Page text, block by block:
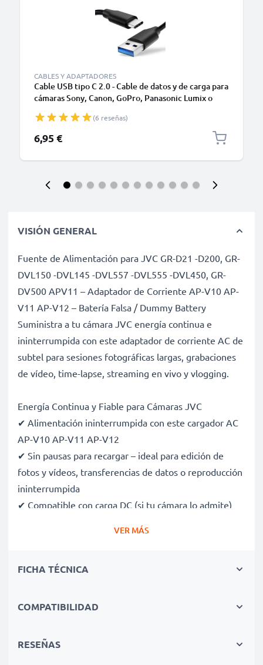
CABLES Y ADAPTADORES
Cable USB tipo C 2.0 - Cable de datos y de carga para
cámaras Sony, Canon, GoPro, Panasonic Lumix o
cargador USB tipo C(6 reseñas)
6,95 €
VISIÓN GENERAL
Fuente de Alimentación para JVC GR-D21 -D200, GR-
DVL150 -DVL145 -DVL557 -DVL555 -DVL450, GR-
DV500 APV11 – Adaptador de Corriente AP-V10 AP-
V11 AP-V12 – Batería Falsa / Dummy Battery
Suministra a tu cámara JVC energía continua e
ininterrumpida con este adaptador de corriente AC de
subtel para sesiones fotográficas largas, grabaciones
de vídeo, time-lapse, streaming en vivo y vlogging.
Energía Continua y Fiable para Cámaras JVC
✔ Alimentación ininterrumpida con este cargador AC
AP-V10 AP-V11 AP-V12
✔ Sin pausas para recargar – ideal para edición de
fotos y vídeos, transferencias de datos o reproducción
ininterrumpida
✔ Compatible con carga DC (si tu cámara lo admite)
DV500 y más
sobrecalentamiento y sobretensión
resistente a roturas
VER MÁS
FICHA TÉCNICA
COMPATIBILIDAD
RESEÑAS